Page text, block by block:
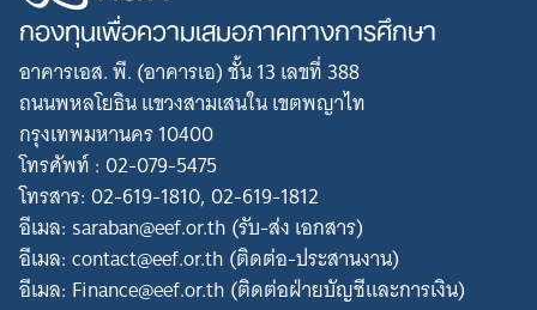
กองทุนเพื่อความเสมอภาคทางการศึกษา
อาคารเอส. พี. (อาคารเอ) ชั้น 13 เลขที่ 388
ถนนพหลโยธิน แขวงสามเสนใน เขตพญาไท
กรุงเทพมหานคร 10400
โทรศัพท์ : 02-079-5475
โทรสาร: 02-619-1810, 02-619-1812
อีเมล: saraban@eef.or.th (รับ-ส่ง เอกสาร)
อีเมล: contact@eef.or.th (ติดต่อ-ประสานงาน)
อีเมล: Finance@eef.or.th (ติดต่อฝ่ายบัญชีและการเงิน)